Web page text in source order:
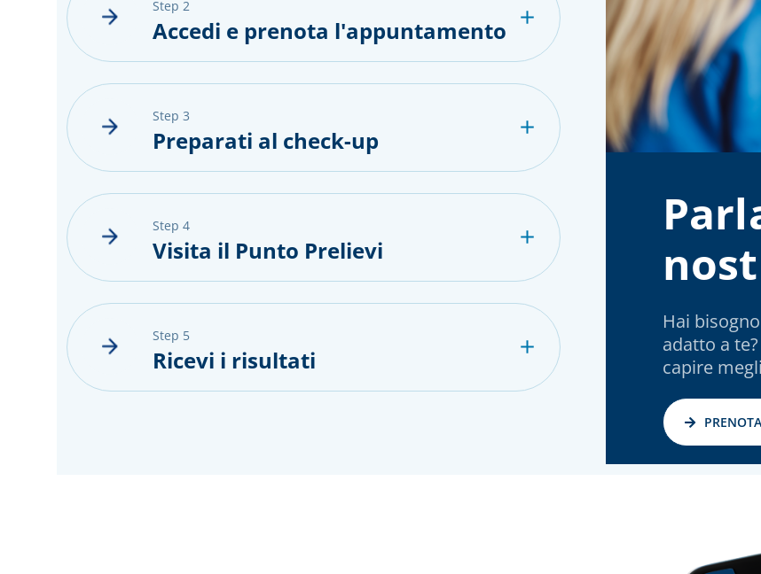
step 2
Accedi e prenota l'appuntamento
step 3
Preparati al check-up
step 4
Visita il Punto Prelievi
step 5
Ricevi i risultati
Hai
adatto a
capire